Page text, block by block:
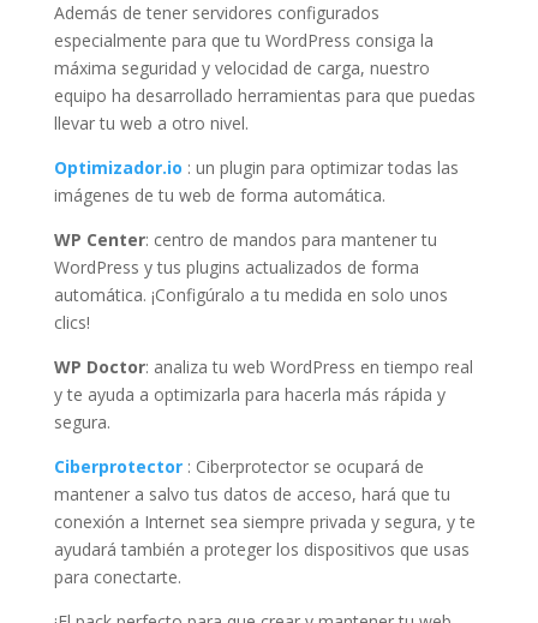
Además de tener servidores configurados
especialmente para que tu WordPress consiga la
máxima seguridad y velocidad de carga, nuestro
equipo ha desarrollado herramientas para que puedas
llevar tu web a otro nivel.
Optimizador.io : un plugin para optimizar todas las
imágenes de tu web de forma automática.
WP Center: centro de mandos para mantener tu
WordPress y tus plugins actualizados de forma
automática. ¡Configúralo a tu medida en solo unos
clics!
WP Doctor: analiza tu web WordPress en tiempo real
y te ayuda a optimizarla para hacerla más rápida y
segura.
Ciberprotector : Ciberprotector se ocupará de
mantener a salvo tus datos de acceso, hará que tu
conexión a Internet sea siempre privada y segura, y te
ayudará también a proteger los dispositivos que usas
para conectarte.